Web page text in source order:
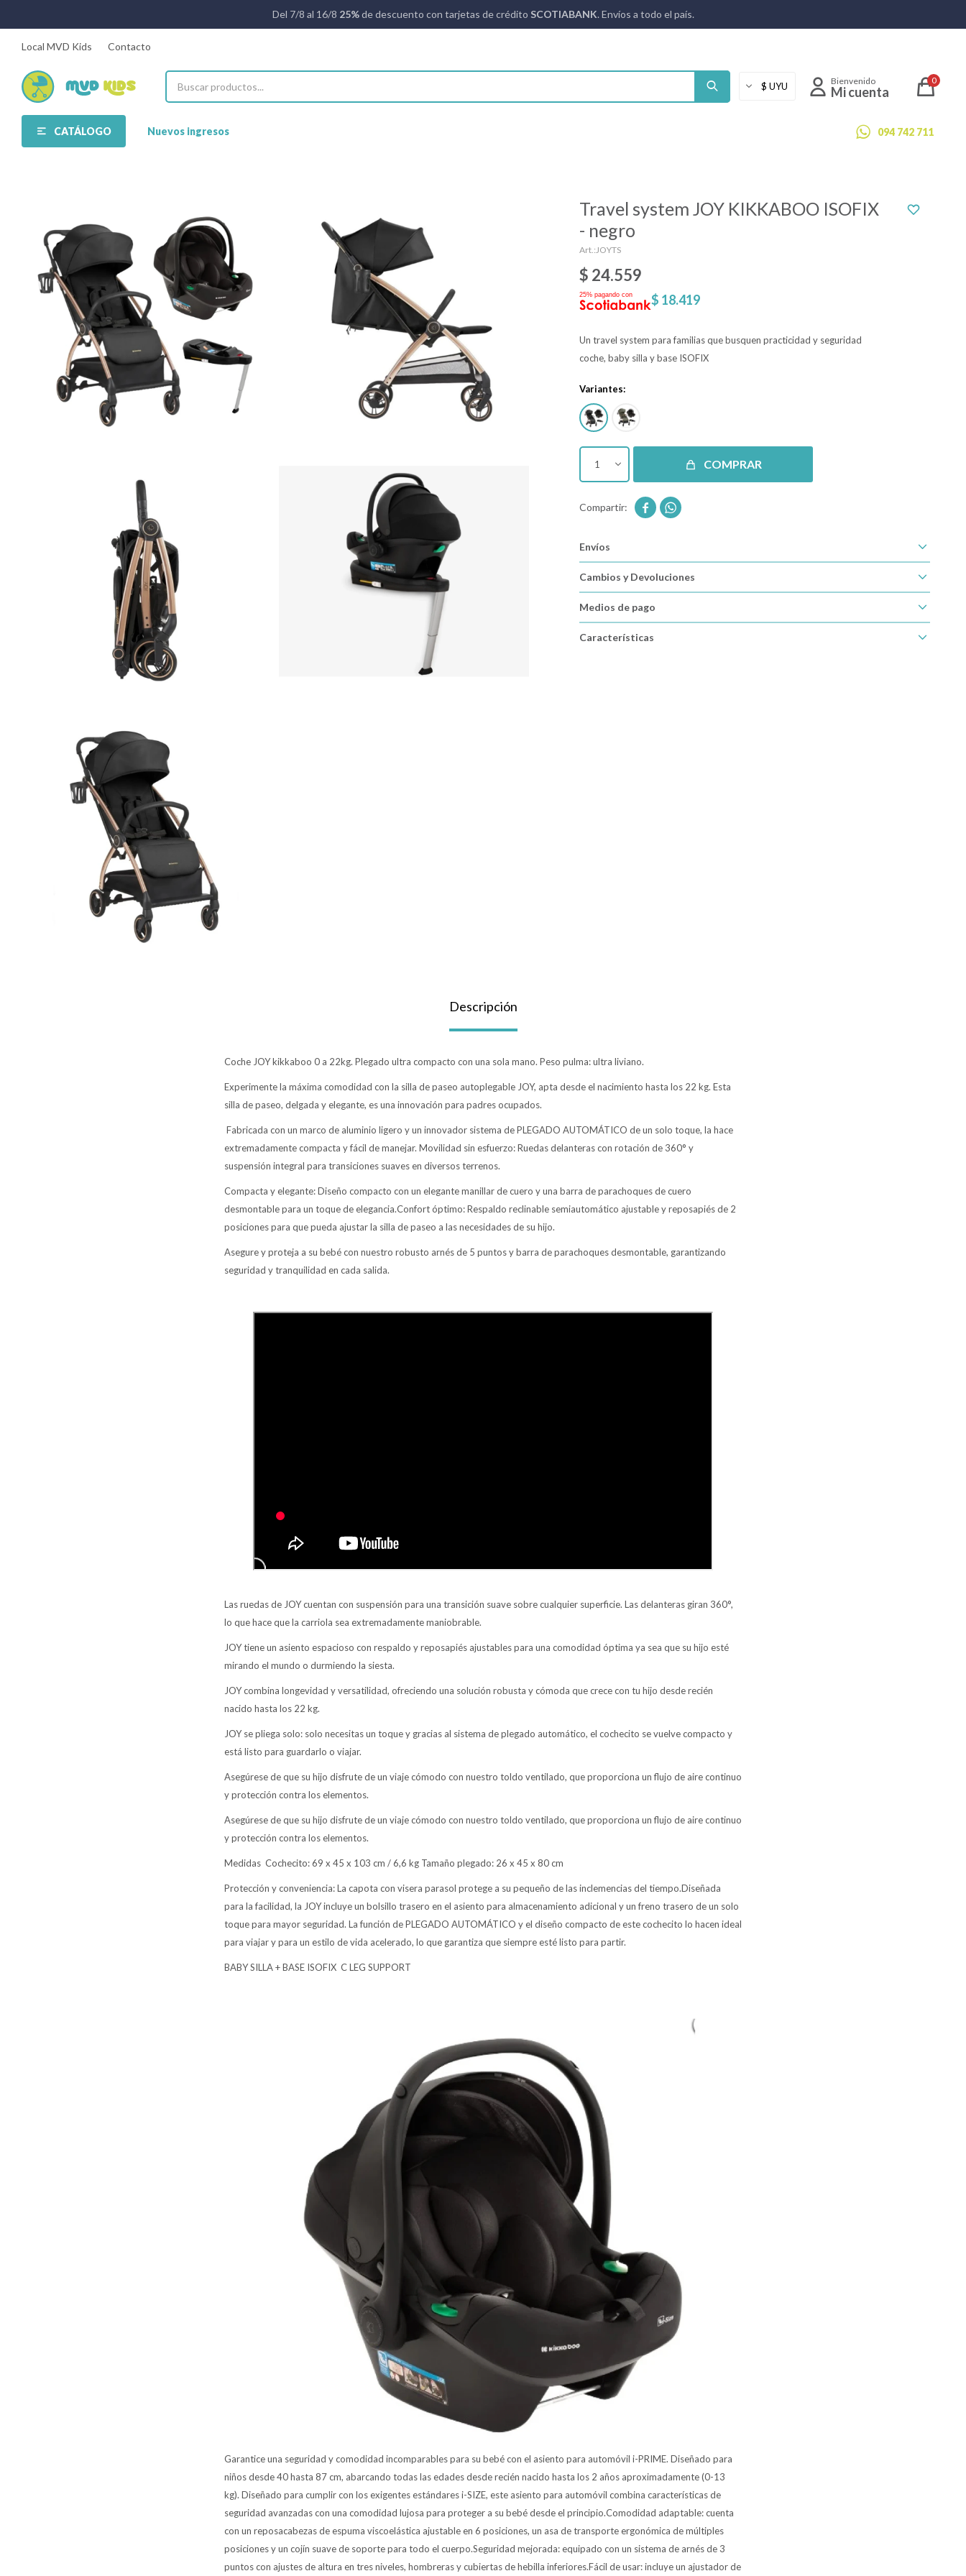
Del 7/8 al 16/8 25%de descuento con tarjetas de crédito SCOTIABANK. Envíos a todo el país.
CATÁLOGO Nuevos ingresos 094 742 711
0
Local MVD Kids Contacto
Travel system JOY KIKKABOO ISOFIX
- negro
JOYTS
$ 24.559
$ 18.419
Un travel system para familias que busquen practicidad y seguridad
coche, baby silla y base ISOFIX
Variantes:
1 COMPRAR
 
Envíos
Cambios y Devoluciones
Medios de pago
Características
Descripción
Coche JOY kikkaboo 0 a 22kg. Plegado ultra compacto con una sola mano. Peso pulma: ultra liviano.
Experimente la máxima comodidad con la silla de paseo autoplegable JOY, apta desde el nacimiento hasta los 22 kg. Esta
silla de paseo, delgada y elegante, es una innovación para padres ocupados.
Fabricada con un marco de aluminio ligero y un innovador sistema de PLEGADO AUTOMÁTICO de un solo toque, la hace
extremadamente compacta y fácil de manejar. Movilidad sin esfuerzo: Ruedas delanteras con rotación de 360° y
suspensión integral para transiciones suaves en diversos terrenos.
Compacta y elegante: Diseño compacto con un elegante manillar de cuero y una barra de parachoques de cuero
desmontable para un toque de elegancia.Confort óptimo: Respaldo reclinable semiautomático ajustable y reposapiés de 2
posiciones para que pueda ajustar la silla de paseo a las necesidades de su hijo.
Asegure y proteja a su bebé con nuestro robusto arnés de 5 puntos y barra de parachoques desmontable, garantizando
seguridad y tranquilidad en cada salida.
Las ruedas de JOY cuentan con suspensión para una transición suave sobre cualquier superficie. Las delanteras giran 360°,
lo que hace que la carriola sea extremadamente maniobrable.
JOY tiene un asiento espacioso con respaldo y reposapiés ajustables para una comodidad óptima ya sea que su hijo esté
mirando el mundo o durmiendo la siesta.
JOY combina longevidad y versatilidad, ofreciendo una solución robusta y cómoda que crece con tu hijo desde recién
nacido hasta los 22 kg.
JOY se pliega solo: solo necesitas un toque y gracias al sistema de plegado automático, el cochecito se vuelve compacto y
está listo para guardarlo o viajar.
Asegúrese de que su hijo disfrute de un viaje cómodo con nuestro toldo ventilado, que proporciona un flujo de aire continuo
y protección contra los elementos.
Asegúrese de que su hijo disfrute de un viaje cómodo con nuestro toldo ventilado, que proporciona un flujo de aire continuo
y protección contra los elementos.
Medidas Cochecito: 69 x 45 x 103 cm / 6,6 kg Tamaño plegado: 26 x 45 x 80 cm
Protección y conveniencia: La capota con visera parasol protege a su pequeño de las inclemencias del tiempo.Diseñada
para la facilidad, la JOY incluye un bolsillo trasero en el asiento para almacenamiento adicional y un freno trasero de un solo
toque para mayor seguridad. La función de PLEGADO AUTOMÁTICO y el diseño compacto de este cochecito lo hacen ideal
para viajar y para un estilo de vida acelerado, lo que garantiza que siempre esté listo para partir.
BABY SILLA + BASE ISOFIX C LEG SUPPORT
Garantice una seguridad y comodidad incomparables para su bebé con el asiento para automóvil i-PRIME. Diseñado para
niños desde 40 hasta 87 cm, abarcando todas las edades desde recién nacido hasta los 2 años aproximadamente (0-13
kg). Diseñado para cumplir con los exigentes estándares i-SIZE, este asiento para automóvil combina características de
seguridad avanzadas con una comodidad lujosa para proteger a su bebé desde el principio.Comodidad adaptable: cuenta
con un reposacabezas de espuma viscoelástica ajustable en 6 posiciones, un asa de transporte ergonómica de múltiples
posiciones y un cojín suave de soporte para todo el cuerpo.Seguridad mejorada: equipado con un sistema de arnés de 3
puntos con ajustes de altura en tres niveles, hombreras y cubiertas de hebilla inferiores.Fácil de usar: incluye un ajustador de